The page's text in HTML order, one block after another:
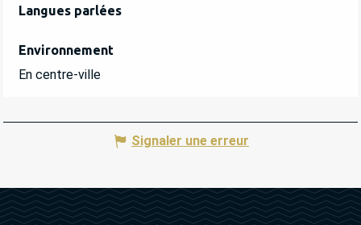
Langues parlées
Langues parlées
Environnement
Environnement
En centre-ville
Signaler une erreur